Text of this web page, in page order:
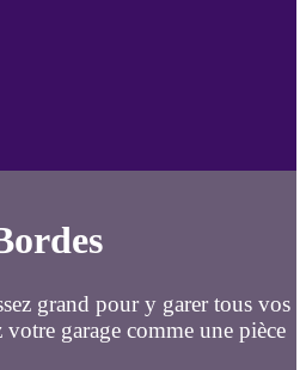
grand pour y garer tous vos
garage comme une pièce